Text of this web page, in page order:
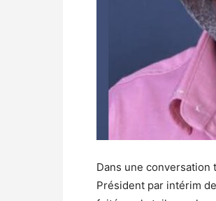
Dans une
Président par intérim